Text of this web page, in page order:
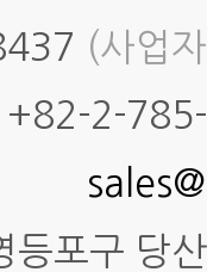
(사업
+82-2-
등포구 당